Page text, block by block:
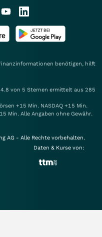
benötigen, hilft
von 5 Sternen ermittelt aus 285
+15 Min. NASDAQ +15 Min.
Min. Alle Angaben ohne Gewähr.
AG - Alle Rechte vorbehalten.
Daten & Kurse von: